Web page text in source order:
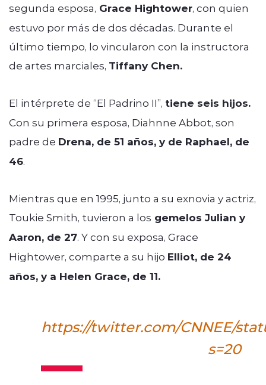
segunda esposa, Grace Hightower, con quien
estuvo por más de dos décadas. Durante el
último tiempo, lo vincularon con la instructora
de artes marciales, Tiffany Chen.
El intérprete de “El Padrino II”, tiene seis hijos.
Con su primera esposa, Diahnne Abbot, son
padre de Drena, de 51 años, y de Raphael, de
46.
Mientras que en 1995, junto a su exnovia y actriz,
Toukie Smith, tuvieron a los gemelos Julian y
Aaron, de 27. Y con su exposa, Grace
Hightower, comparte a su hijo Elliot, de 24
años, y a Helen Grace, de 11.
https://twitter.com/CNNEE/
s=20